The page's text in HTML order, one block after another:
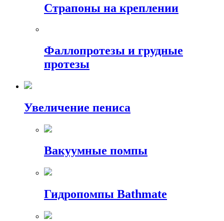
Страпоны на креплении
Фаллопротезы и грудные
протезы
Увеличение пениса
Вакуумные помпы
Гидропомпы Bathmate